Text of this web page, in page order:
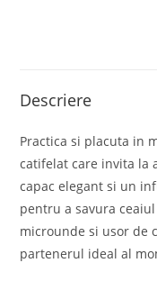
Descriere
Practica si placuta in
catifelat care invita la
capac elegant si un
pentru a savura
microunde si usor de
partenerul ideal al